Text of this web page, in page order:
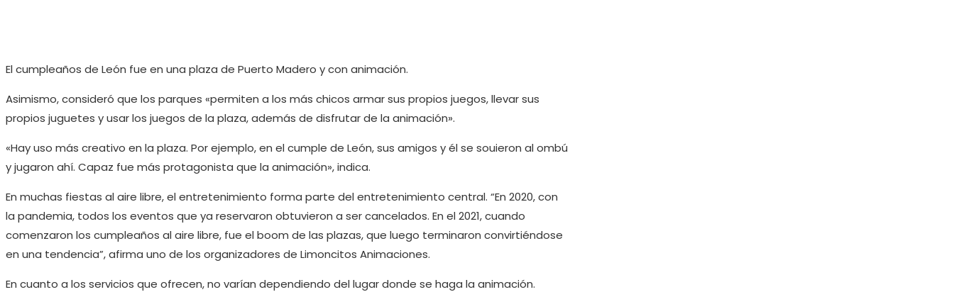
El cumpleaños de León fue en una plaza de Puerto Madero y con animación.
Asimismo, consideró que los parques «permiten a los más chicos armar sus propios juegos, llevar sus
propios juguetes y usar los juegos de la plaza, además de disfrutar de la animación».
«Hay uso más creativo en la plaza. Por ejemplo, en el cumple de León, sus amigos y él se souieron al ombú
y jugaron ahí. Capaz fue más protagonista que la animación», indica.
En muchas fiestas al aire libre, el entretenimiento forma parte del entretenimiento central. “En 2020, con
la pandemia, todos los eventos que ya reservaron obtuvieron a ser cancelados. En el 2021, cuando
comenzaron los cumpleaños al aire libre, fue el boom de las plazas, que luego terminaron convirtiéndose
en una tendencia”, afirma uno de los organizadores de Limoncitos Animaciones.
En cuanto a los servicios que ofrecen, no varían dependiendo del lugar donde se haga la animación.